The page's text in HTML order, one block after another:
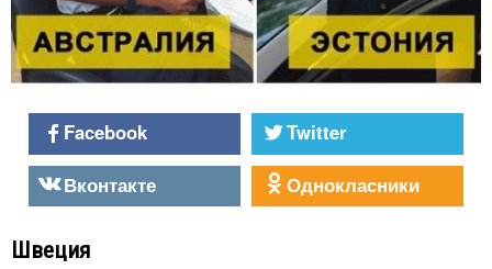
Facebook
Twitter
Вконтакте
Однокласники
Швеция